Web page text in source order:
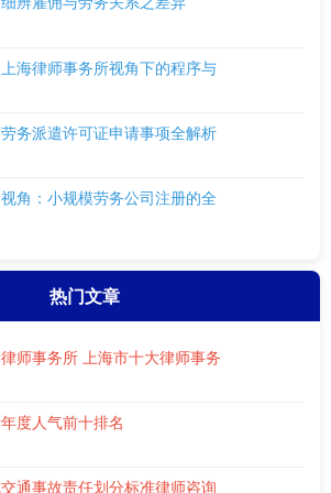
海律师事务所视角下的程序与
务派遣许可证申请事项全解析
角：小规模劳务公司注册的全
热门文章
律师事务所 上海市十大律师事务
度人气前十排名
通事故责任划分标准律师咨询